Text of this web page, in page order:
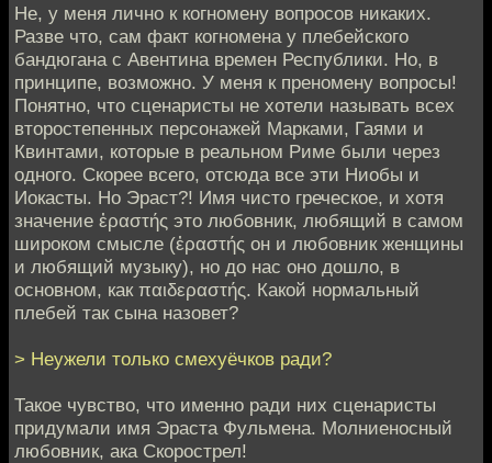
Не, у меня лично к когномену вопросов никаких.
Разве что, сам факт когномена у плебейского
бандюгана с Авентина времен Республики. Но, в
принципе, возможно. У меня к преномену вопросы!
Понятно, что сценаристы не хотели называть всех
второстепенных персонажей Марками, Гаями и
Квинтами, которые в реальном Риме были через
одного. Скорее всего, отсюда все эти Ниобы и
Иокасты. Но Эраст?! Имя чисто греческое, и хотя
значение ἐραστής это любовник, любящий в самом
широком смысле (ἐραστής он и любовник женщины
и любящий музыку), но до нас оно дошло, в
основном, как παιδεραστής. Какой нормальный
плебей так сына назовет?
> Неужели только смехуёчков ради?
Такое чувство, что именно ради них сценаристы
придумали имя Эраста Фульмена. Молниеносный
любовник, ака Скорострел!